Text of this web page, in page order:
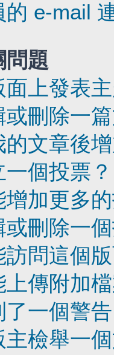
e-mail
問題
上發表
刪除一
文章後
個投票？
加更多
刪除一
問這個
傳附加
一個警
檢舉一